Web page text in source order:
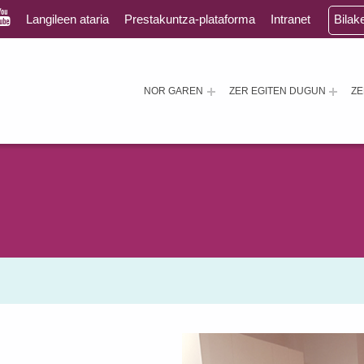
NOR GAREN ZER EGITEN DUGUN
Langileen ataria Prestakuntza-plataforma Intranet